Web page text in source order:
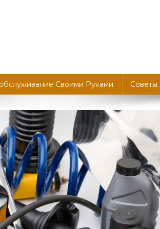
Своими Руками Советы